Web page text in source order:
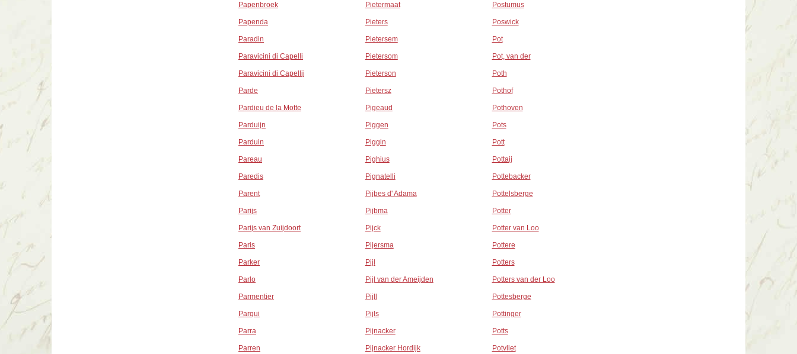
Papenbroek
Papenda
Paradin
Paravicini di Capelli
Paravicini di Capellij
Parde
Pardieu de la Motte
Parduijn
Parduin
Pareau
Paredis
Parent
Parijs
Parijs van Zuijdoort
Paris
Parker
Parlo
Parmentier
Parqui
Parra
Parren
Pietermaat
Pieters
Pietersem
Pietersom
Pieterson
Pietersz
Pigeaud
Piggen
Piggin
Pighius
Pignatelli
Pijbes d' Adama
Pijbma
Pijck
Pijersma
Pijl
Pijl van der Ameijden
Pijll
Pijls
Pijnacker
Pijnacker Hordijk
Postumus
Poswick
Pot
Pot, van der
Poth
Pothof
Pothoven
Pots
Pott
Pottaij
Pottebacker
Pottelsberge
Potter
Potter van Loo
Pottere
Potters
Potters van der Loo
Pottesberge
Pottinger
Potts
Potvliet